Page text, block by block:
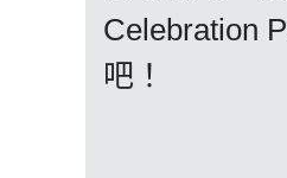
Celebration
吧！